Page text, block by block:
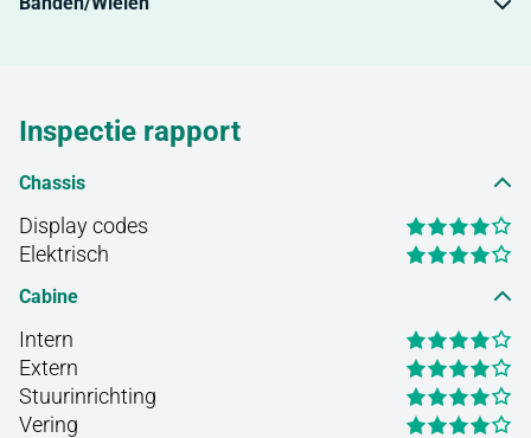
Inspectie rapport
Chassis
Display codes
Elektrisch
Cabine
Intern
Extern
Stuurinrichting
Vering